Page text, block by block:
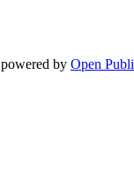
powered by Open